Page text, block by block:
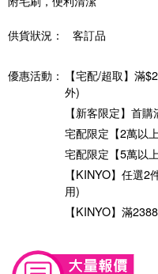
供貨狀況： 客訂品
優惠活動：
【宅配/超取】滿
外)
【新客限定】首
宅配限定【2萬以
宅配限定【5萬以
【KINYO】任選
用)
【KINYO】滿